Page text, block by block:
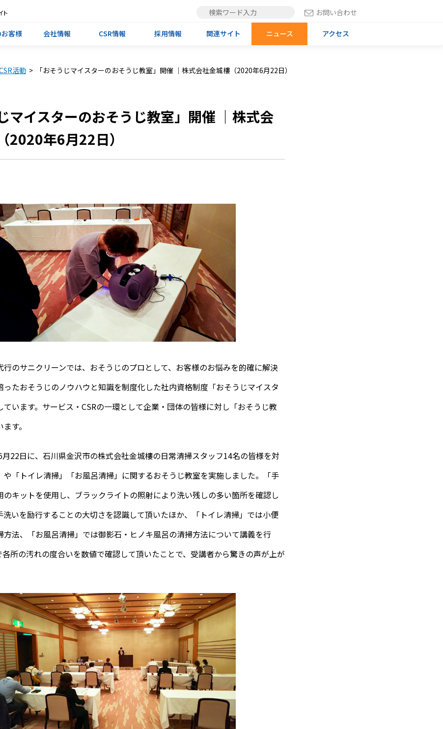
ト お問い合わせ
客様 会社情報 CSR情報 採用情報 関連サイト ニュース アクセス
活動 > 「おそうじマイスターのおそうじ教室」開催 ｜株式会社金城樓（2020年6月22日）
マイスターのおそうじ教室」開催 ｜株式会
2020年6月22日）
行のサニクリーンでは、おそうじのプロとして、お客様のお悩みを的確に解決
ったおそうじのノウハウと知識を制度化した社内資格制度「おそうじマイスタ
ています。サービス・CSRの一環として企業・団体の皆様に対し「おそうじ教
す。
22日に、石川県金沢市の株式会社金城樓の日常清掃スタッフ14名の皆様を対
や「トイレ清掃」「お風呂清掃」に関するおそうじ教室を実施しました。「手
のキットを使用し、ブラックライトの照射により洗い残しの多い箇所を確認し
洗いを励行することの大切さを認識して頂いたほか、「トイレ清掃」では小便
方法、「お風呂清掃」では御影石・ヒノキ風呂の清掃方法について講義を行
各所の汚れの度合いを数値で確認して頂いたことで、受講者から驚きの声が上が